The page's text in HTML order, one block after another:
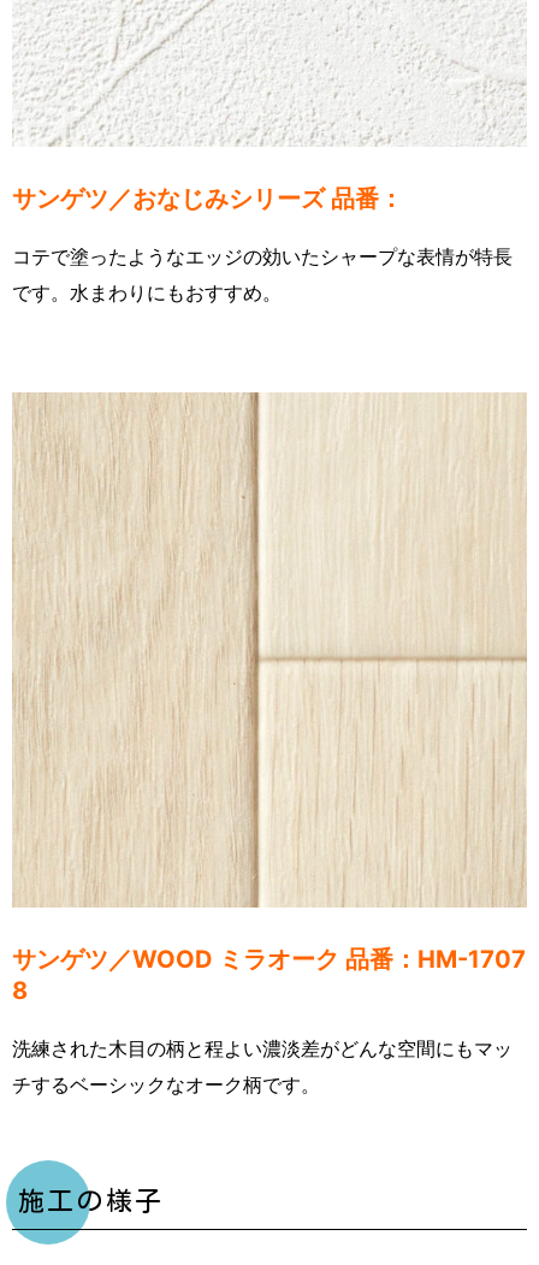
サンゲツ／おなじみシリーズ 品番：
コテで塗ったようなエッジの効いたシャープな表情が特長
です。水まわりにもおすすめ。
サンゲツ／WOOD ミラオーク 品番：HM-1707
8
洗練された木目の柄と程よい濃淡差がどんな空間にもマッ
チするベーシックなオーク柄です。
施工の様子